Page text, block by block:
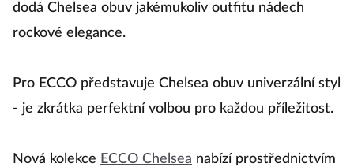
dodá Chelsea obuv jakémukoliv outfitu nádech
rockové elegance.
Pro ECCO představuje Chelsea obuv univerzální styl
- je zkrátka perfektní volbou pro každou příležitost.
Nová kolekce ECCO Chelsea nabízí prostřednictvím